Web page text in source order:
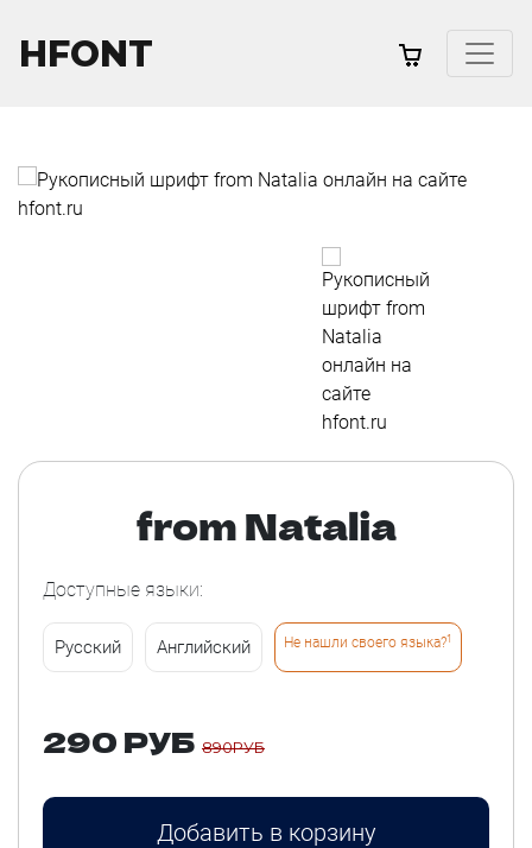
HFONT
from Natalia
Доступные языки:
Русский Английский Не нашли своего языка?1
290 РУБ 890РУБ
Добавить в корзину